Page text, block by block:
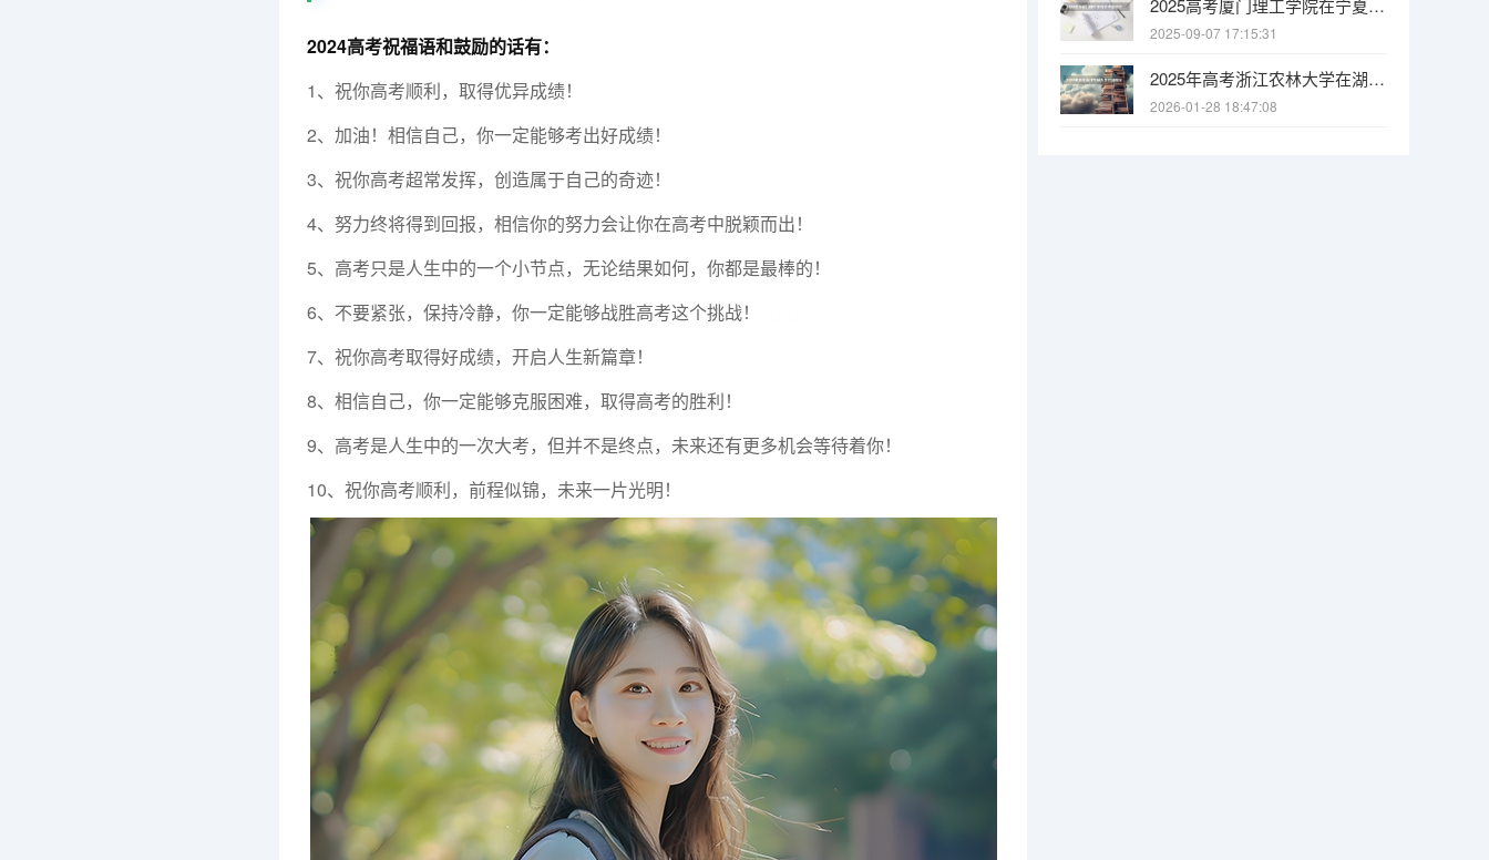
2024高考祝福语和鼓励的话有：
1、祝你高考顺利，取得优异成绩！
2、加油！相信自己，你一定能够考出好成绩！
3、祝你高考超常发挥，创造属于自己的奇迹！
4、努力终将得到回报，相信你的努力会让你在高考中脱颖而出！
5、高考只是人生中的一个小节点，无论结果如何，你都是最棒的！
6、不要紧张，保持冷静，你一定能够战胜高考这个挑战！
7、祝你高考取得好成绩，开启人生新篇章！
8、相信自己，你一定能够克服困难，取得高考的胜利！
9、高考是人生中的一次大考，但并不是终点，未来还有更多机会等待着你！
10、祝你高考顺利，前程似锦，未来一片光明！
2025高考厦门理工学院在宁夏招生计划介绍
2025-09-07 17:15:31
2025年高考浙江农林大学在湖南投档分数线
2026-01-28 18:47:08